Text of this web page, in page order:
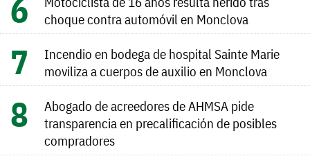
choque contra automóvil en Monclova
Incendio en bodega de hospital Sainte Marie
moviliza a cuerpos de auxilio en Monclova
Abogado de acreedores de AHMSA pide
transparencia en precalificación de posibles
compradores